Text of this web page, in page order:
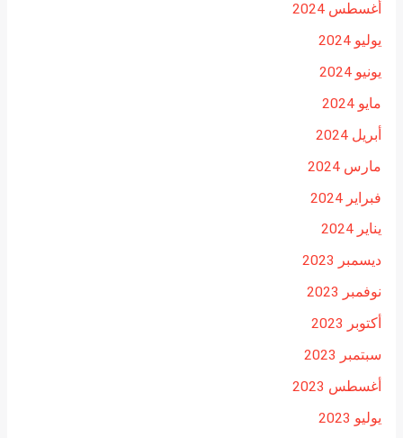
أغسطس 2024
يوليو 2024
يونيو 2024
مايو 2024
أبريل 2024
مارس 2024
فبراير 2024
يناير 2024
ديسمبر 2023
نوفمبر 2023
أكتوبر 2023
سبتمبر 2023
أغسطس 2023
يوليو 2023